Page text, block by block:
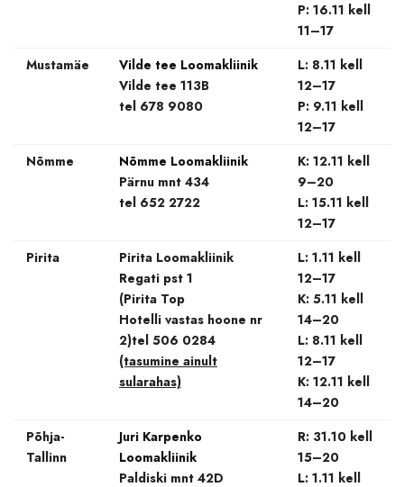
P: 16.11 kell
11–17
Mustamäe
Vilde tee Loomakliinik
Vilde tee 113B
tel 678 9080
L: 8.11 kell
12–17
P: 9.11 kell
12–17
Nõmme
Nõmme Loomakliinik
Pärnu mnt 434
tel 652 2722
K: 12.11 kell
9–20
L: 15.11 kell
12–17
Pirita
Pirita Loomakliinik
Regati pst 1
(Pirita Top
Hotelli vastas hoone nr
2)tel 506 0284
(tasumine ainult
sularahas)
L: 1.11 kell
12–17
K: 5.11 kell
14–20
L: 8.11 kell
12–17
K: 12.11 kell
14–20
Põhja-
Tallinn
Juri Karpenko
Loomakliinik
Paldiski mnt 42D
R: 31.10 kell
15–20
L: 1.11 kell